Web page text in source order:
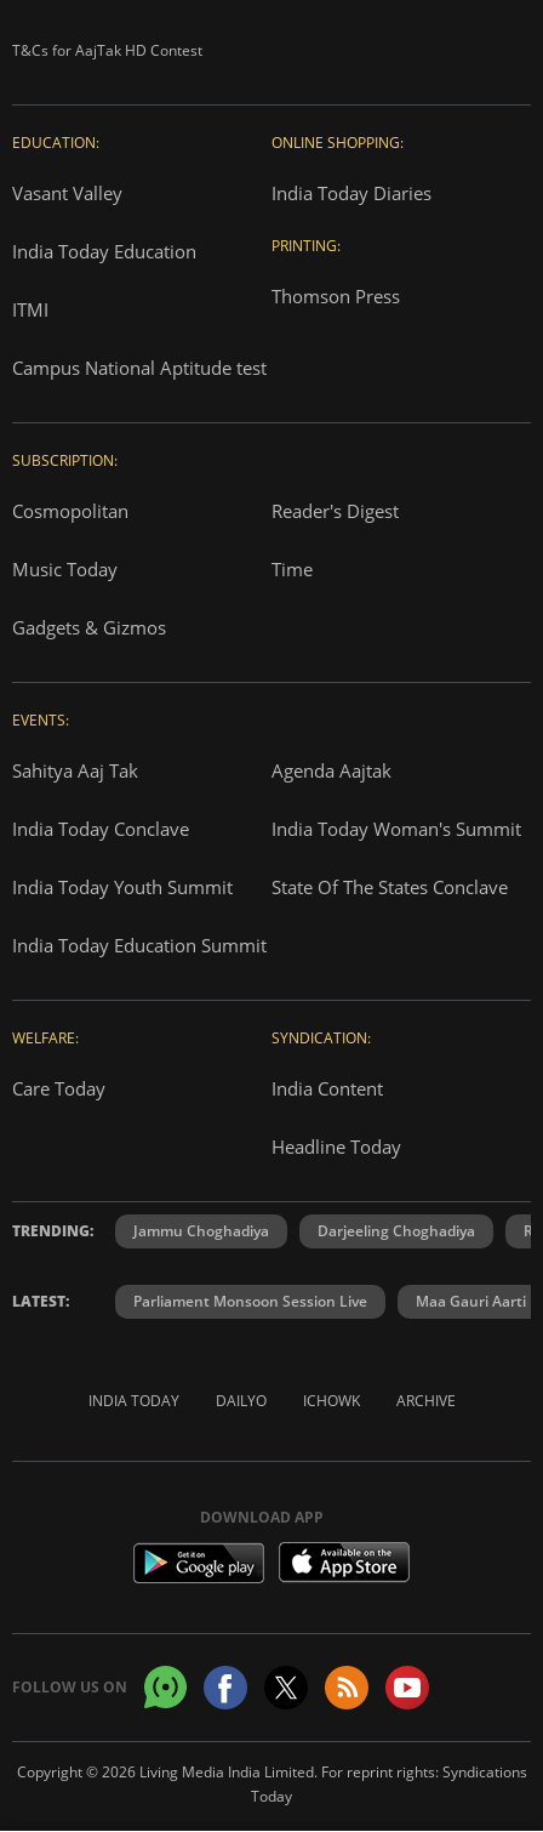
T&Cs for AajTak HD Contest
EDUCATION:
Vasant Valley
India Today Education
ITMI
Campus National Aptitude test
ONLINE SHOPPING:
India Today Diaries
PRINTING:
Thomson Press
SUBSCRIPTION:
Cosmopolitan Reader's Digest
Music Today Time
Gadgets & Gizmos
EVENTS:
Sahitya Aaj Tak Agenda Aajtak
India Today Conclave India Today Woman's Summit
India Today Youth Summit State Of The States Conclave
India Today Education Summit
WELFARE:
Care Today
SYNDICATION:
India Content
Headline Today
TRENDING: Jammu Choghadiya Darjeeling Choghadiya
LATEST: Parliament Monsoon Session Live Maa Gauri Aarti
INDIA TODAY DAILYO ICHOWK ARCHIVE
DOWNLOAD APP
FOLLOW US ON
Copyright © 2026 Living Media India Limited. For reprint rights:Syndications
Today